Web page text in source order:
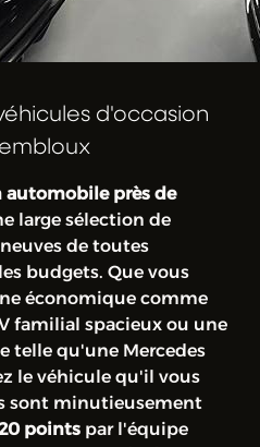
d'occasion
automobile près de
large sélection de
de toutes
budgets. Que vous
économique comme
familial spacieux ou une
telle qu'une Mercedes
le véhicule qu'il vous
sont minutieusement
pointspar l'équipe